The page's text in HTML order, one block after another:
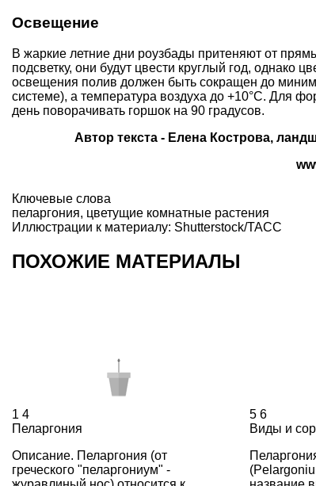
Освещение
В жаркие летние дни роузбады притеняют от
подсветку, они будут цвести круглый год, однако
освещения полив должен быть сокращен до
системе), а температура воздуха до +10°С. Для
день поворачивать горшок на 90 градусов.
Автор текста - Елена Кострова,
Ключевые слова
пеларгония, цветущие комнатные растения
Иллюстрации к материалу: Shutterstock/ТАСС
ПОХОЖИЕ МАТЕРИАЛЫ
1 4
Пеларгония
Описание. Пеларгония (от
греческого "пеларгониум" -
5 6
Виды и